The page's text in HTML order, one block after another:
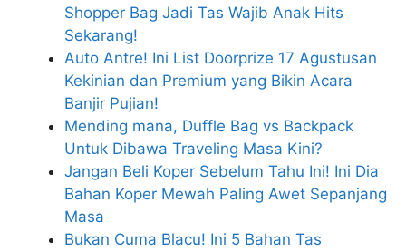
Shopper Bag Jadi Tas Wajib Anak Hits
Sekarang!
Auto Antre! Ini List Doorprize 17 Agustusan
Kekinian dan Premium yang Bikin Acara
Banjir Pujian!
Mending mana, Duffle Bag vs Backpack
Untuk Dibawa Traveling Masa Kini?
Jangan Beli Koper Sebelum Tahu Ini! Ini Dia
Bahan Koper Mewah Paling Awet Sepanjang
Masa
Bukan Cuma Blacu! Ini 5 Bahan Tas